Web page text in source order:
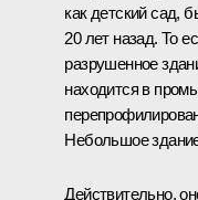
как детский сад,
20 лет назад. То
разрушенное
находится в
Небольшое
Действительно,